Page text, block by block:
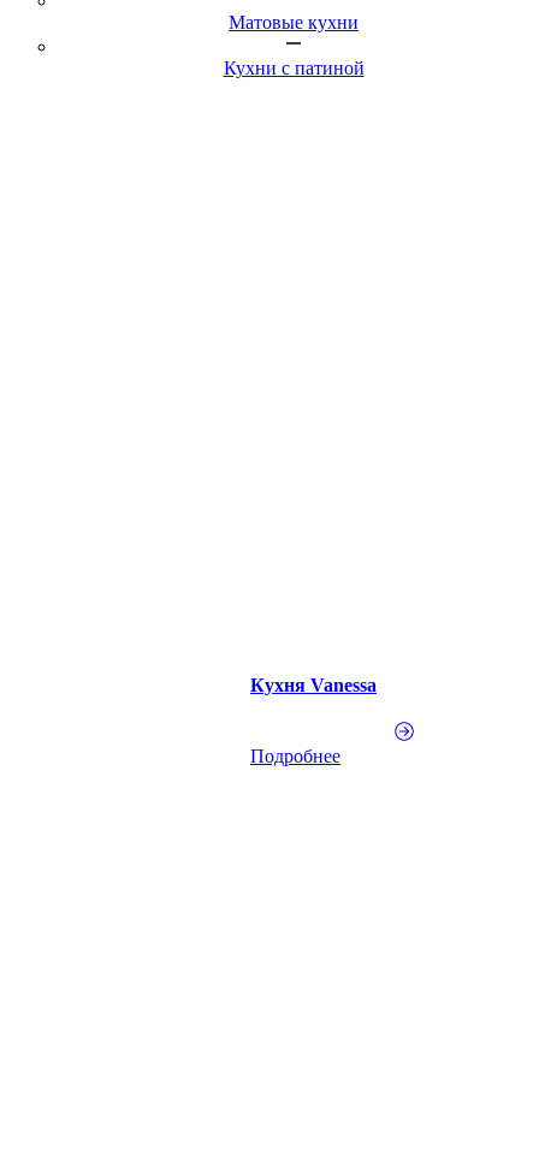
Матовые кухни
Кухни с патиной
Кухня Vanessa
Подробнее